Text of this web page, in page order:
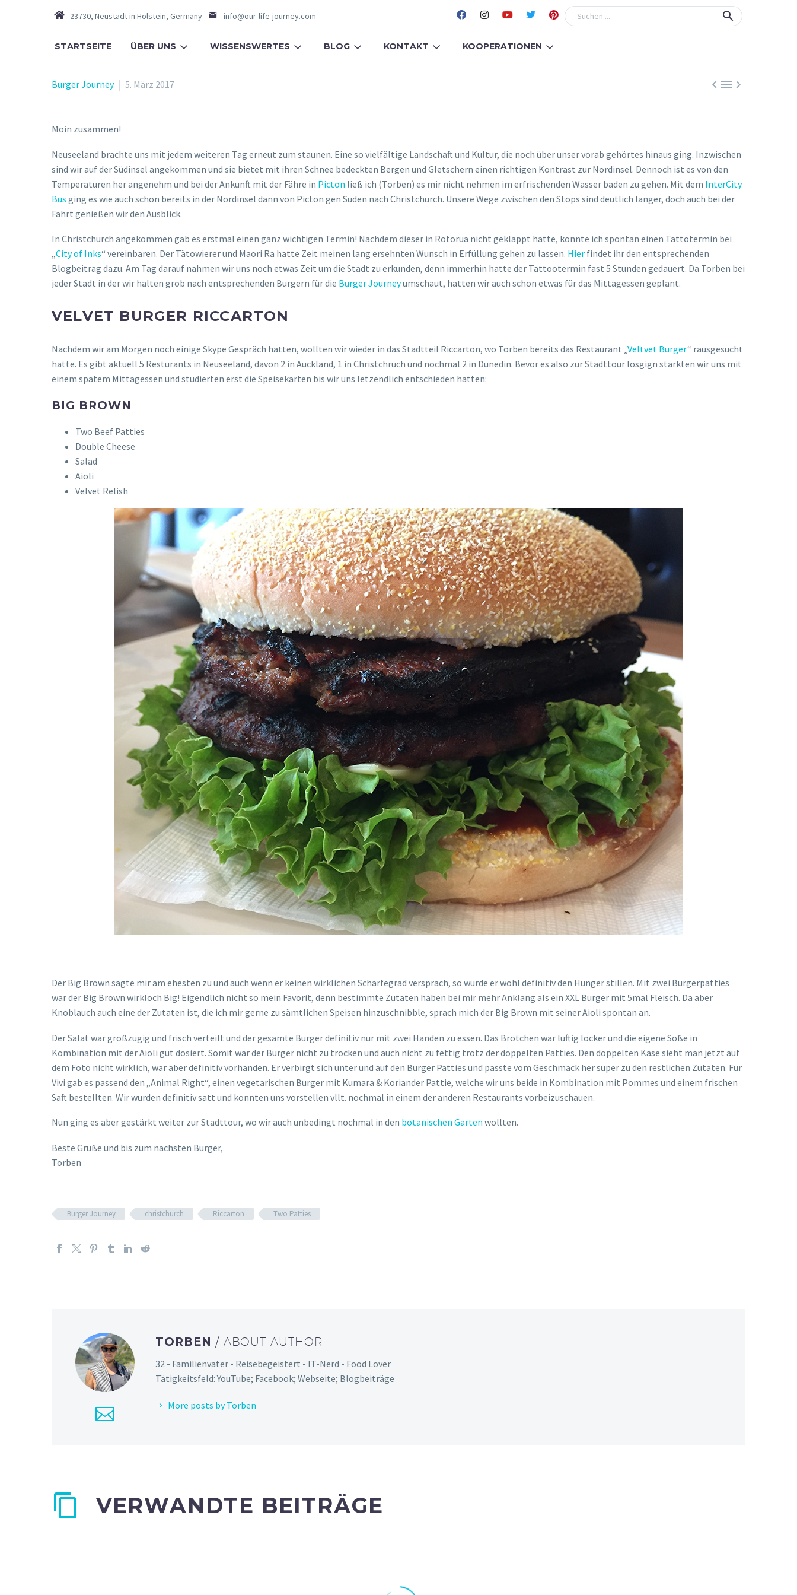
23730, Neustadt in Holstein, Germany info@our-life-journey.com
STARTSEITE ÜBER UNS WISSENSWERTES BLOG KONTAKT KOOPERATIONEN

Burger Journey 5. März 2017
Moin zusammen!
Neuseeland brachte uns mit jedem weiteren Tag erneut zum staunen. Eine so vielfältige Landschaft und Kultur, die noch über unser vorab gehörtes hinaus ging. Inzwischen
sind wir auf der Südinsel angekommen und sie bietet mit ihren Schnee bedeckten Bergen und Gletschern einen richtigen Kontrast zur Nordinsel. Dennoch ist es von den
Temperaturen her angenehm und bei der Ankunft mit der Fähre in Picton ließ ich (Torben) es mir nicht nehmen im erfrischenden Wasser baden zu gehen. Mit dem InterCity
Bus ging es wie auch schon bereits in der Nordinsel dann von Picton gen Süden nach Christchurch. Unsere Wege zwischen den Stops sind deutlich länger, doch auch bei der
Fahrt genießen wir den Ausblick.
In Christchurch angekommen gab es erstmal einen ganz wichtigen Termin! Nachdem dieser in Rotorua nicht geklappt hatte, konnte ich spontan einen Tattotermin bei
„City of Inks“ vereinbaren. Der Tätowierer und Maori Ra hatte Zeit meinen lang ersehnten Wunsch in Erfüllung gehen zu lassen. Hier findet ihr den entsprechenden
Blogbeitrag dazu. Am Tag darauf nahmen wir uns noch etwas Zeit um die Stadt zu erkunden, denn immerhin hatte der Tattootermin fast 5 Stunden gedauert. Da Torben bei
jeder Stadt in der wir halten grob nach entsprechenden Burgern für die Burger Journeyumschaut, hatten wir auch schon etwas für das Mittagessen geplant.
VELVET BURGER RICCARTON
Nachdem wir am Morgen noch einige Skype Gespräch hatten, wollten wir wieder in das Stadtteil Riccarton, wo Torben bereits das Restaurant „Veltvet Burger“ rausgesucht
hatte. Es gibt aktuell 5 Resturants in Neuseeland, davon 2 in Auckland, 1 in Christchruch und nochmal 2 in Dunedin. Bevor es also zur Stadttour losgign stärkten wir uns mit
einem spätem Mittagessen und studierten erst die Speisekarten bis wir uns letzendlich entschieden hatten:
BIG BROWN
Two Beef Patties
Double Cheese
Salad
Aioli
Velvet Relish
Der Big Brown sagte mir am ehesten zu und auch wenn er keinen wirklichen Schärfegrad versprach, so würde er wohl definitiv den Hunger stillen. Mit zwei Burgerpatties
war der Big Brown wirkloch Big! Eigendlich nicht so mein Favorit, denn bestimmte Zutaten haben bei mir mehr Anklang als ein XXL Burger mit 5mal Fleisch. Da aber
Knoblauch auch eine der Zutaten ist, die ich mir gerne zu sämtlichen Speisen hinzuschnibble, sprach mich der Big Brown mit seiner Aioli spontan an.
Der Salat war großzügig und frisch verteilt und der gesamte Burger definitiv nur mit zwei Händen zu essen. Das Brötchen war luftig locker und die eigene Soße in
Kombination mit der Aioli gut dosiert. Somit war der Burger nicht zu trocken und auch nicht zu fettig trotz der doppelten Patties. Den doppelten Käse sieht man jetzt auf
dem Foto nicht wirklich, war aber definitiv vorhanden. Er verbirgt sich unter und auf den Burger Patties und passte vom Geschmack her super zu den restlichen Zutaten. Für
Vivi gab es passend den „Animal Right“, einen vegetarischen Burger mit Kumara & Koriander Pattie, welche wir uns beide in Kombination mit Pommes und einem frischen
Saft bestellten. Wir wurden definitiv satt und konnten uns vorstellen vllt. nochmal in einem der anderen Restaurants vorbeizuschauen.
Nun ging es aber gestärkt weiter zur Stadttour, wo wir auch unbedingt nochmal in den botanischen Garten wollten.
Beste Grüße und bis zum nächsten Burger,
Torben
Burger Journey christchurch Riccarton Two Patties
TORBEN / ABOUT AUTHOR
32 - Familienvater - Reisebegeistert - IT-Nerd - Food Lover
Tätigkeitsfeld: YouTube; Facebook; Webseite; Blogbeiträge
More posts by Torben
VERWANDTE BEITRÄGE